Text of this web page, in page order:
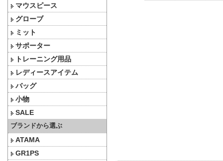
マウスピース
グローブ
ミット
サポーター
トレーニング用品
レディースアイテム
バッグ
小物
SALE
ブランドから選ぶ
ATAMA
GR1PS